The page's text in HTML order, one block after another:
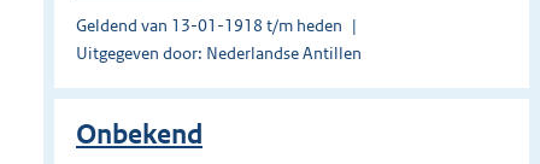
Geldend van 13-01-1918 t/m heden
Uitgegeven door: Nederlandse Antillen
Onbekend